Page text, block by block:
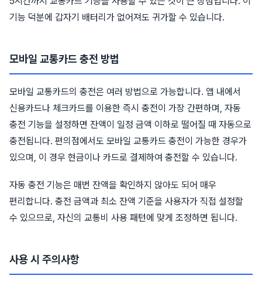
기능 덕분에 갑자기 배터리가 없어져도 귀가할 수 있습니다.
모바일 교통카드 충전 방법
모바일 교통카드의 충전은 여러 방법으로 가능합니다. 앱 내에서
신용카드나 체크카드를 이용한 즉시 충전이 가장 간편하며, 자동
충전 기능을 설정하면 잔액이 일정 금액 이하로 떨어질 때 자동으로
충전됩니다. 편의점에서도 모바일 교통카드 충전이 가능한 경우가
있으며, 이 경우 현금이나 카드로 결제하여 충전할 수 있습니다.
자동 충전 기능은 매번 잔액을 확인하지 않아도 되어 매우
편리합니다. 충전 금액과 최소 잔액 기준을 사용자가 직접 설정할
수 있으므로, 자신의 교통비 사용 패턴에 맞게 조정하면 됩니다.
사용 시 주의사항